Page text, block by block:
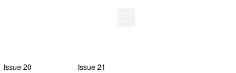
Issue 20 Issue 21
...